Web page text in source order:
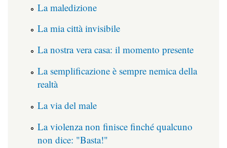
La maledizione
La mia città invisibile
La nostra vera casa: il momento presente
La semplificazione è sempre nemica della
realtà
La via del male
La violenza non finisce finché qualcuno
non dice: "Basta!"